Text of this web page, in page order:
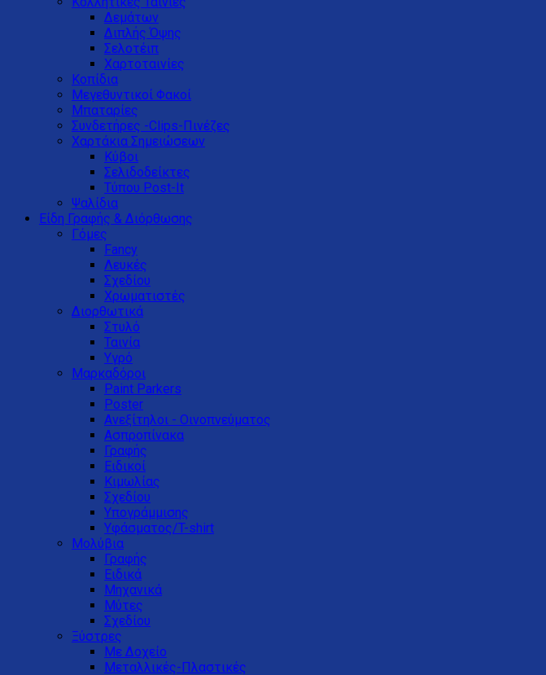
Δεμάτων
Διπλής Όψης
Σελοτέιπ
Χαρτοταινίες
Κοπίδια
Μεγεθυντικοί Φακοί
Μπαταρίες
Συνδετήρες -Clips-Πινέζες
Χαρτάκια Σημειώσεων
Κύβοι
Σελιδοδείκτες
Τύπου Post-It
Ψαλίδια
Είδη Γραφής & Διόρθωσης
Γόμες
Fancy
Λευκές
Σχεδίου
Χρωματιστές
Διορθωτικά
Στυλό
Ταινία
Υγρό
Μαρκαδόροι
Paint Parkers
Poster
Ανεξίτηλοι - Οινοπνεύματος
Ασπροπίνακα
Γραφής
Ειδικοί
Κιμωλίας
Σχεδίου
Υπογράμμισης
Υφάσματος/T-shirt
Μολύβια
Γραφής
Ειδικά
Μηχανικά
Μύτες
Σχεδίου
Ξύστρες
Με Δοχείο
Μεταλλικές-Πλαστικές